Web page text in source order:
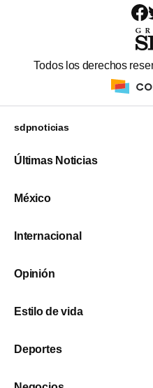
Todos los derechos
sdpnoticias
Últimas Noticias
México
Internacional
Opinión
Estilo de vida
Deportes